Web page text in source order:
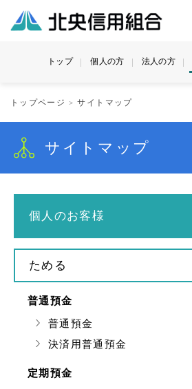
トップ 個人の方 法人の方
トップページ サイトマップ
サイトマップ
個人のお客様
ためる
普通預金
普通預金
決済用普通預金
定期預金